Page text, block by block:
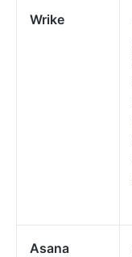
Wrike
Asana